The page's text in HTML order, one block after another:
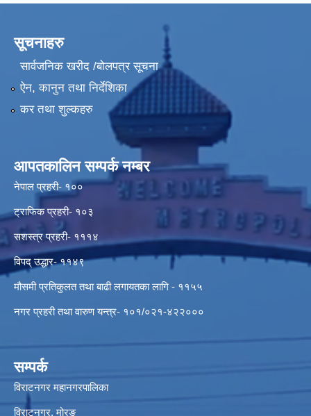
सूचनाहरु
सार्वजनिक खरीद /बोलपत्र सूचना
ऐन, कानुन तथा निर्देशिका
कर तथा शुल्कहरु
आपतकालिन सम्पर्क नम्बर
नेपाल प्रहरी- १००
ट्राफिक प्रहरी- १०३
सशस्त्र प्रहरी- १११४
विपद् उद्धार- ११४९
मौसमी प्रतिकुलत तथा बाढी लगायतका लागि - ११५५
नगर प्रहरी तथा वारुण यन्त्र- १०१/०२१-४२२०००
सम्पर्क
विराटनगर महानगरपालिका
विराटनगर, मोरङ